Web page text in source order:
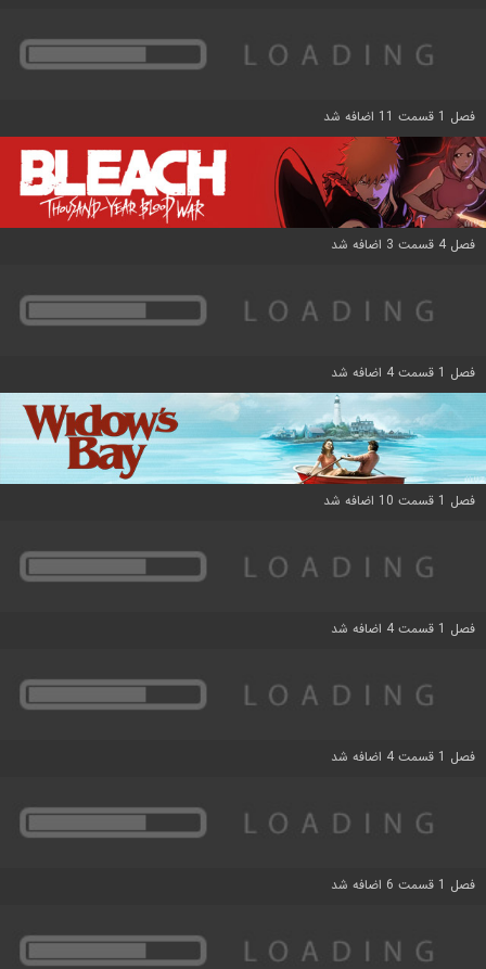
فصل 1 قسمت 11 اضافه شد
فصل 4 قسمت 3 اضافه شد
فصل 1 قسمت 4 اضافه شد
فصل 1 قسمت 10 اضافه شد
فصل 1 قسمت 4 اضافه شد
فصل 1 قسمت 4 اضافه شد
فصل 1 قسمت 6 اضافه شد